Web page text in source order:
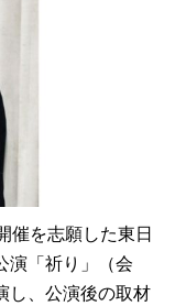
催を志願した東日
演「祈り」（会
し、公演後の取材